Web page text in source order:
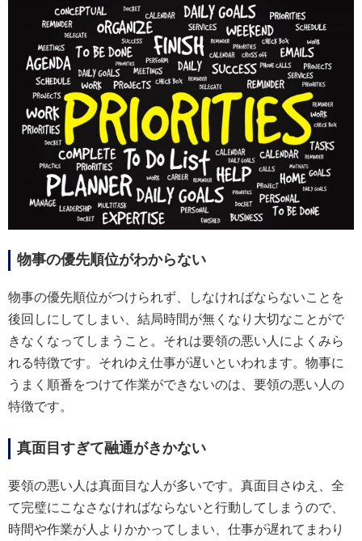
物事の優先順位がわからない
物事の優先順位がつけられず、しなければならないことを
後回しにしてしまい、結局時間が無くなり大切なことがで
きなくなってしまうこと。それは要領の悪い人によくみら
れる特徴です。それゆえ仕事が遅いといわれます。物事に
うまく順番をつけて作業ができないのは、要領の悪い人の
特徴です。
真面目すぎて融通がきかない
要領の悪い人は真面目な人が多いです。真面目さゆえ、全
て完璧にこなさなければならないと行動してしまうので、
時間や作業が人よりかかってしまい、仕事が遅れてまわり